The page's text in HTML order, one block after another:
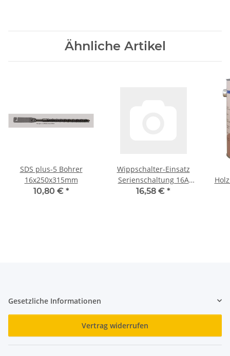
Ähnliche Artikel
SDS plus-5 Bohrer
16x250x315mm
10,80 € *
Wippschalter-Einsatz
Serienschaltung 16A
Busch-Jaeger 2400/5 US
16,58 € *
Gesetzliche Informationen
Vertrag widerrufen